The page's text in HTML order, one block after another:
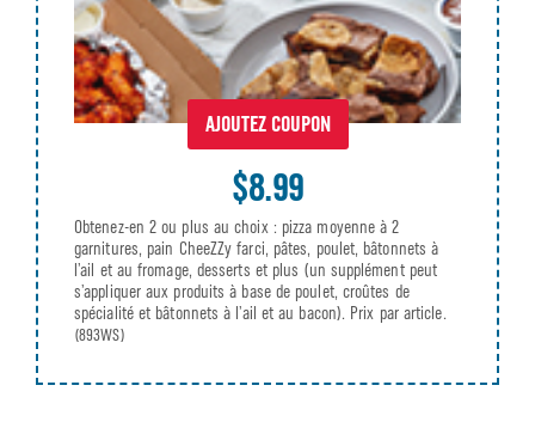
AJOUTEZ COUPON
$8.99
Obtenez-en 2 ou plus au choix : pizza moyenne à 2
garnitures, pain CheeZZy farci, pâtes, poulet, bâtonnets à
l’ail et au fromage, desserts et plus (un supplément peut
s’appliquer aux produits à base de poulet, croûtes de
spécialité et bâtonnets à l’ail et au bacon). Prix par article.
(893WS)